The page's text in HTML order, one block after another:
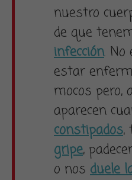
nuestro
de que
infección. No
estar
mocos pero,
aparecen
constipados,
gripe,
o nos duele